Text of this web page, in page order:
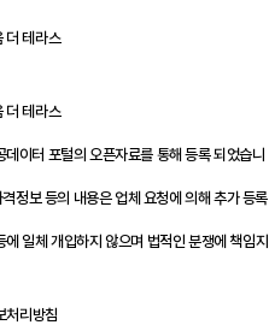
더 테라스
더 테라스
이터 포털의 오픈자료를 통해 등록 되었습니
정보 등의 내용은 업체 요청에 의해 추가 등록
일체 개입하지 않으며 법적인 분쟁에 책임지
처리방침